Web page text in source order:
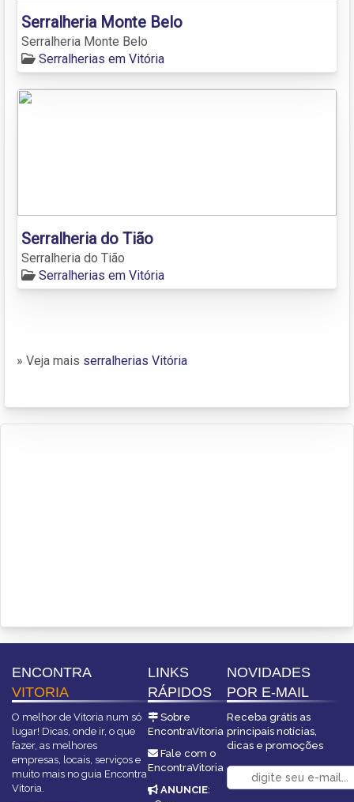
Serralheria Monte Belo
Serralheria Monte Belo
Serralherias em Vitória
Serralheria do Tião
Serralheria do Tião
Serralherias em Vitória
» Veja mais serralherias Vitória
ENCONTRA
VITORIA
O melhor de Vitoria num só
lugar! Dicas, onde ir, o que
fazer, as melhores
empresas, locais, serviços e
muito mais no guia Encontra
Vitoria.
LINKS
RÁPIDOS
Sobre
EncontraVitoria
Fale com o
EncontraVitoria
ANUNCIE:
NOVIDADES
POR E-MAIL
Receba grátis as
principais notícias,
dicas e promoções